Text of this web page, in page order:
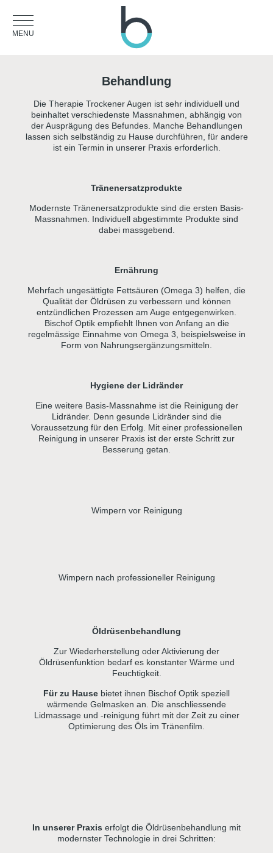
MENU
Behandlung
Die Therapie Trockener Augen ist sehr individuell und
beinhaltet verschiedenste Massnahmen, abhängig von
der Ausprägung des Befundes. Manche Behandlungen
lassen sich selbständig zu Hause durchführen, für andere
ist ein Termin in unserer Praxis erforderlich.
Tränenersatzprodukte
Modernste Tränenersatzprodukte sind die ersten Basis-
Massnahmen. Individuell abgestimmte Produkte sind
dabei massgebend.
Ernährung
Mehrfach ungesättigte Fettsäuren (Omega 3) helfen, die
Qualität der Öldrüsen zu verbessern und können
entzündlichen Prozessen am Auge entgegenwirken.
Bischof Optik empfiehlt Ihnen von Anfang an die
regelmässige Einnahme von Omega 3, beispielsweise in
Form von Nahrungsergänzungsmitteln.
Hygiene der Lidränder
Eine weitere Basis-Massnahme ist die Reinigung der
Lidränder. Denn gesunde Lidränder sind die
Voraussetzung für den Erfolg. Mit einer professionellen
Reinigung in unserer Praxis ist der erste Schritt zur
Besserung getan.
Wimpern vor Reinigung
Wimpern nach professioneller Reinigung
Öldrüsenbehandlung
Zur Wiederherstellung oder Aktivierung der
Öldrüsenfunktion bedarf es konstanter Wärme und
Feuchtigkeit.
Für zu Hause bietet ihnen Bischof Optik speziell
wärmende Gelmasken an. Die anschliessende
Lidmassage und -reinigung führt mit der Zeit zu einer
Optimierung des Öls im Tränenfilm.
In unserer Praxis erfolgt die Öldrüsenbehandlung mit
modernster Technologie in drei Schritten: